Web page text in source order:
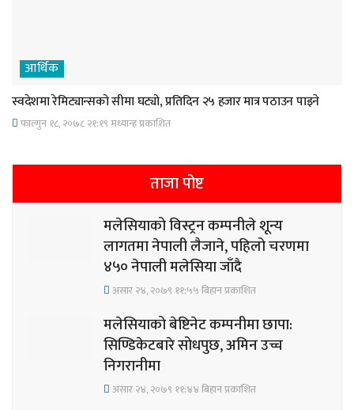
आर्थिक
स्वदेशमा रेमिट्यान्सको सीमा घट्यो, प्रतिदिन २५ हजार मात्र पठाउन पाइने
फाल्गुन १८, २०७८ २१;१९ मध्यान्ह प्रकाशित
ताजा पोष्ट
मलेसियाको विस्ट्रन कम्पनीले शून्य
लागतमा नेपाली लैजाने, पहिलो चरणमा
४५० नेपाली मलेसिया जाँदै
असार २४, २०७९ ११;५५ बिहान प्रकाशित
मलेसियाको बेष्टिनेट कम्पनीमा छापा:
सिण्डिकेटबारे सोधपुछ, अमिन उच्च
निगरानीमा
असार २४, २०७९ ११;४४ बिहान प्रकाशित